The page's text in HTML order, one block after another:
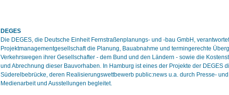
DEGES
Die DEGES, die Deutsche Einheit Fernstraßenplanungs- und -bau GmbH,
Projektmanagementgesellschaft die Planung, Bauabnahme und termingerechte
Verkehrswegen ihrer Gesellschafter - dem Bund und den Ländern - sowie die
und Abrechnung dieser Bauvorhaben. In Hamburg ist eines der Projekte der DEGES
Süderelbebrücke, deren Realisierungswettbewerb public:news u.a. durch Presse- und
Medienarbeit und Ausstellungen begleitet.